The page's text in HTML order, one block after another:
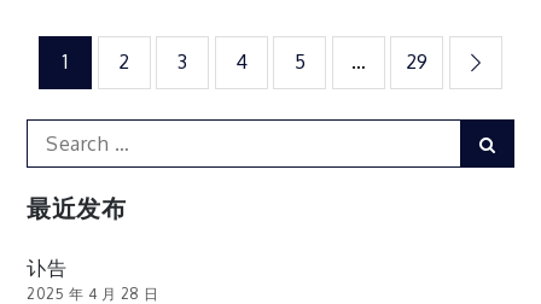
文
章
分
页
1 2 3 4 5 … 29
Search
for:
最近发布
讣告
2025 年 4 月 28 日